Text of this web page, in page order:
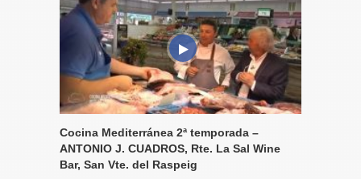
Cocina Mediterránea 2ª temporada –
ANTONIO J. CUADROS, Rte. La Sal Wine
Bar, San Vte. del Raspeig